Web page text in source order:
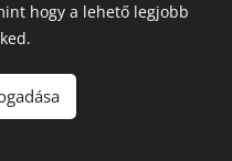
hogy a lehető legjobb